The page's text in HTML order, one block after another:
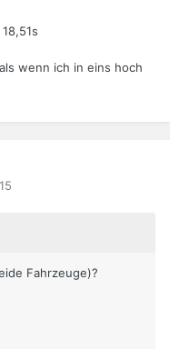
wenn ich in eins hoch
Fahrzeuge)?